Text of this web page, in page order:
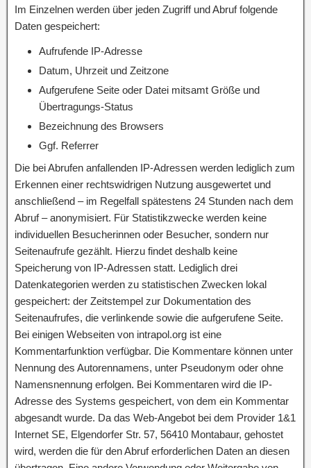
Im Einzelnen werden über jeden Zugriff und Abruf folgende
Daten gespeichert:
Aufrufende IP-Adresse
Datum, Uhrzeit und Zeitzone
Aufgerufene Seite oder Datei mitsamt Größe und
Übertragungs-Status
Bezeichnung des Browsers
Ggf. Referrer
Die bei Abrufen anfallenden IP-Adressen werden lediglich zum
Erkennen einer rechtswidrigen Nutzung ausgewertet und
anschließend – im Regelfall spätestens 24 Stunden nach dem
Abruf – anonymisiert. Für Statistikzwecke werden keine
individuellen Besucherinnen oder Besucher, sondern nur
Seitenaufrufe gezählt. Hierzu findet deshalb keine
Speicherung von IP-Adressen statt. Lediglich drei
Datenkategorien werden zu statistischen Zwecken lokal
gespeichert: der Zeitstempel zur Dokumentation des
Seitenaufrufes, die verlinkende sowie die aufgerufene Seite.
Bei einigen Webseiten von intrapol.org ist eine
Kommentarfunktion verfügbar. Die Kommentare können unter
Nennung des Autorennamens, unter Pseudonym oder ohne
Namensnennung erfolgen. Bei Kommentaren wird die IP-
Adresse des Systems gespeichert, von dem ein Kommentar
abgesandt wurde. Da das Web-Angebot bei dem Provider 1&1
Internet SE, Elgendorfer Str. 57, 56410 Montabaur, gehostet
wird, werden die für den Abruf erforderlichen Daten an diesen